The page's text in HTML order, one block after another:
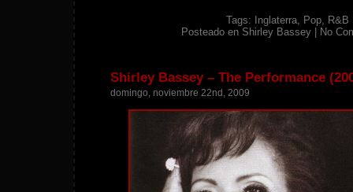
Tags: Inglaterra, Pop, R&B
Posteado en Shirley Bassey No
Shirley Bassey – The Performance
domingo, noviembre 22nd, 2009